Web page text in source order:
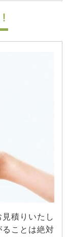
積りいたし
ることは絶対